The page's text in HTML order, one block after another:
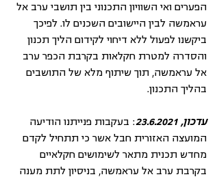
הפערים ואי השוויון התכנוני בין תושבי ערב אל
עראמשה לבין היישובים השכנים לו. לפיכך
ביקשנו לפעול ללא דיחוי לקידום הליך תכנון
והסדרה למטרת חקלאות בקרבת הכפר ערב
אל עראמשה, תוך שיתוף מלא של התושבים
בהליך התכנון.
עדכון, 23.6.2021
: בעקבות פנייתנו הודיעה
המועצה האזורית חבל אשר כי תתחיל לקדם
מחדש תכנית מתאר לשימושים חקלאיים
בקרבת ערב אל עראמשה, בניסיון לתת מענה